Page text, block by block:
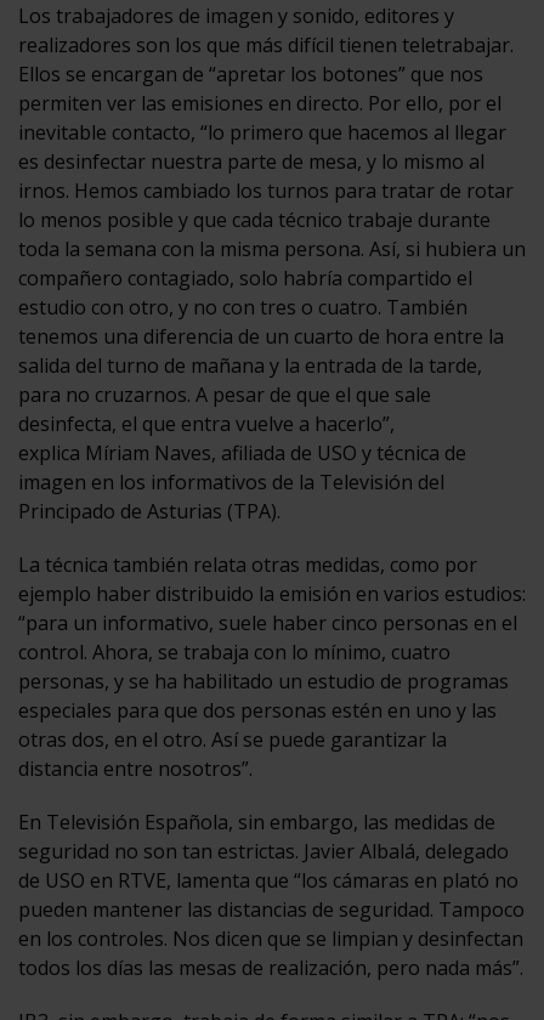
Los trabajadores de imagen y sonido, editores y
realizadores son los que más difícil tienen teletrabajar.
Ellos se encargan de “apretar los botones” que nos
permiten ver las emisiones en directo. Por ello, por el
inevitable contacto, “lo primero que hacemos al llegar
es desinfectar nuestra parte de mesa, y lo mismo al
irnos. Hemos cambiado los turnos para tratar de rotar
lo menos posible y que cada técnico trabaje durante
toda la semana con la misma persona. Así, si hubiera un
compañero contagiado, solo habría compartido el
estudio con otro, y no con tres o cuatro. También
tenemos una diferencia de un cuarto de hora entre la
salida del turno de mañana y la entrada de la tarde,
para no cruzarnos. A pesar de que el que sale
desinfecta, el que entra vuelve a hacerlo”,
explica Míriam Naves, afiliada de USO y técnica de
imagen en los informativos de la Televisión del
Principado de Asturias (TPA).
La técnica también relata otras medidas, como por
ejemplo haber distribuido la emisión en varios estudios:
“para un informativo, suele haber cinco personas en el
control. Ahora, se trabaja con lo mínimo, cuatro
personas, y se ha habilitado un estudio de programas
especiales para que dos personas estén en uno y las
otras dos, en el otro. Así se puede garantizar la
distancia entre nosotros”.
En Televisión Española, sin embargo, las medidas de
seguridad no son tan estrictas. Javier Albalá, delegado
de USO en RTVE, lamenta que “los cámaras en plató no
pueden mantener las distancias de seguridad. Tampoco
en los controles. Nos dicen que se limpian y desinfectan
todos los días las mesas de realización, pero nada más”.